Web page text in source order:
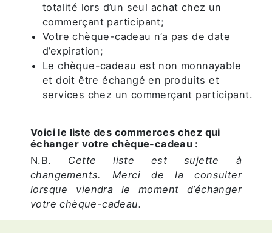
totalité lors d’un seul achat chez un
commerçant participant;
Votre chèque-cadeau n’a pas de date
d’expiration;
Le chèque-cadeau est non monnayable
et doit être échangé en produits et
services chez un commerçant participant.
Voici le liste des commerces chez qui
échanger votre chèque-cadeau :
N.B. Cette liste est sujette à
changements. Merci de la consulter
lorsque viendra le moment d’échanger
votre chèque-cadeau.